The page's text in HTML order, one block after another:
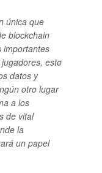
única que
blockchain
importantes
esto
datos y
otro lugar
a los
de vital
la
un papel